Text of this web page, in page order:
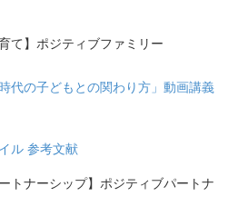
て】ポジティブファミリー
代の子どもとの関わり方」動画講義
ル 参考文献
トナーシップ】ポジティブパートナ